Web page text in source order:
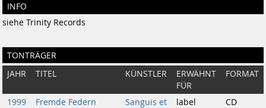
INFO
siehe Trinity Records
TONTRÄGER
JAHR TITEL KÜNSTLER
ERWÄHNT
FÜR
FORMAT
1999 Fremde Federn
Sanguis et
label CD